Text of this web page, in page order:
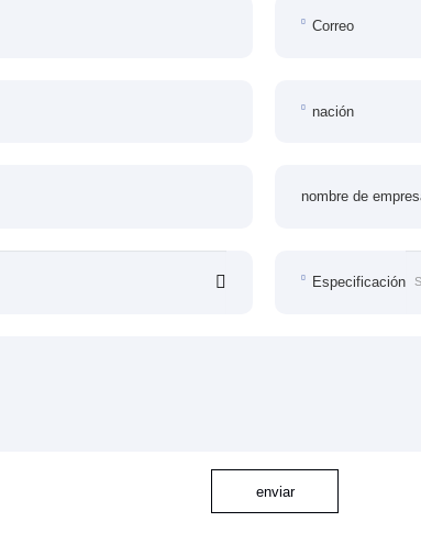
Correo
nación
nombre de
Especificación
enviar